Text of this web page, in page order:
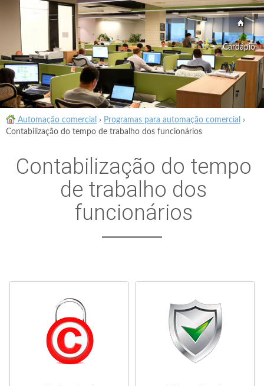
Cardápio
Automação comercial › Programas para automação comercial
›
Contabilização do tempo de trabalho dos funcionários
Contabilização do tempo
de trabalho dos
funcionários